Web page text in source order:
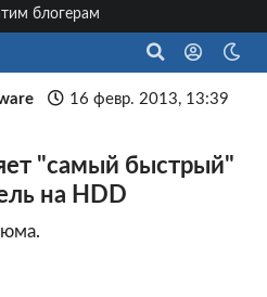
блогерам
16 февр. 2013, 13:39
"самый быстрый"
на HDD